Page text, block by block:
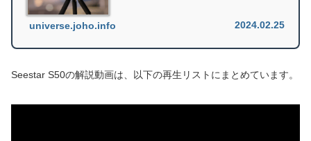
universe.joho.info 2024.02.25
Seestar S50の解説動画は、以下の再生リストにまとめています。